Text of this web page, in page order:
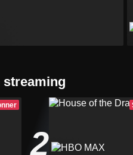
streaming
2